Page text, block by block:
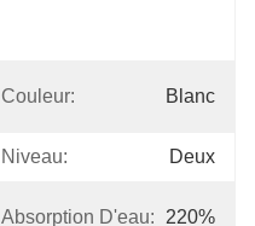
Couleur: Blanc
Niveau: Deux
Absorption D'eau: 220%